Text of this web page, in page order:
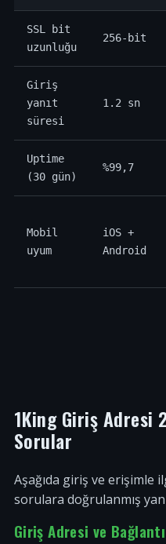
SSL bit
uzunluğu
256-bit
Giriş
yanıt
süresi
1.2 sn
Uptime
(30 gün)
%99,7
Mobil
uyum
iOS +
Android
1King Giriş Adresi
Sorular
Aşağıda giriş ve erişimle
sorulara doğrulanmış
Giriş Adresi ve Bağlantı